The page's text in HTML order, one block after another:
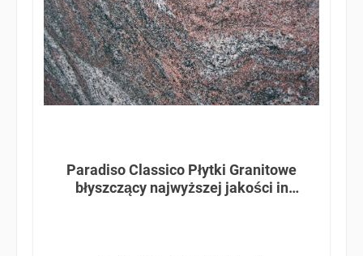
Paradiso Classico Płytki Granitowe
błyszczący najwyższej jakości in